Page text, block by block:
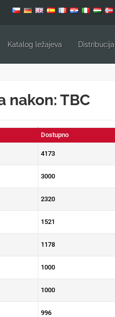
Katalog ležajeva Distribucija
nakon: TBC
Dostupno
4173
3000
2320
1521
1178
1000
1000
996